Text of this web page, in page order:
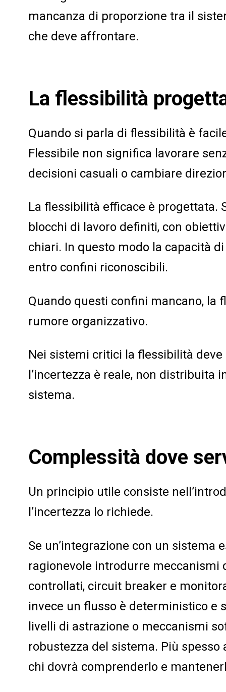
mancanza di proporzione tra il
che deve affrontare.
La flessibilità
Quando si parla di flessibilità è
Flessibile non significa lavorare
decisioni casuali o cambiare
La flessibilità efficace è progettata.
blocchi di lavoro definiti, con
chiari. In questo modo la capacità
entro confini riconoscibili.
Quando questi confini mancano, la
rumore organizzativo.
Nei sistemi critici la flessibilità
l’incertezza è reale, non
sistema.
Complessità dove
Un principio utile consiste
l’incertezza lo richiede.
Se un’integrazione con un sistema
ragionevole introdurre meccanismi
controllati, circuit breaker e
invece un flusso è deterministico e
livelli di astrazione o meccanismi
robustezza del sistema. Più
chi dovrà comprenderlo e